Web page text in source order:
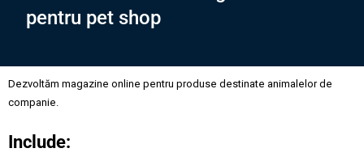
pentru pet shop
Dezvoltăm magazine online pentru produse destinate animalelor de
companie.
Include: